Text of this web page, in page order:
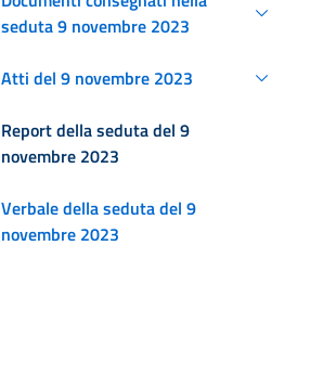
seduta 9 novembre 2023
Atti del 9 novembre 2023
Report della seduta del 9
novembre 2023
Verbale della seduta del 9
novembre 2023